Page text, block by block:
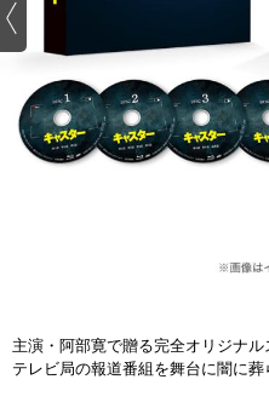
主演・阿部寛で贈る完全オリジナル
テレビ局の報道番組を舞台に闇に